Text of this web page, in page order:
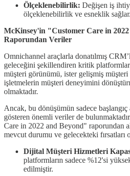
Ölçeklenebilirlik: Değişen iş
ölçeklenebilirlik ve esneklik sağlar.
McKinsey'in "Customer Care in
Raporundan Veriler
Omnichannel araçlarla donatılmış
geleceğini şekillendiren kritik
müşteri görünümü, ister gelişmiş
işletmelerin müşteri deneyimini
olmaktadır.
Ancak, bu dönüşümün sadece başlangıç
gösteren önemli veriler de
Care in 2022 and Beyond" raporundan
mevcut durumu ve gelecekteki fırsatları
Dijital Müşteri Hizmetleri
platformların sadece %12'si
edilmiştir.